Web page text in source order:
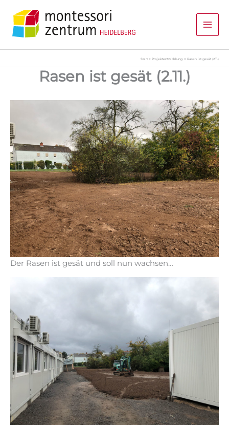
Inhalt
springen
Start Projektentwicklung Rasen ist gesät (2.11.)
Rasen ist gesät (2.11.)
Der Rasen ist gesät und soll nun wachsen…